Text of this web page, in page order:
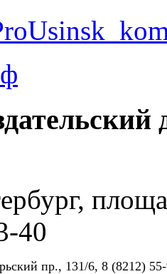
40
пр., 131/6, 8 (8212)